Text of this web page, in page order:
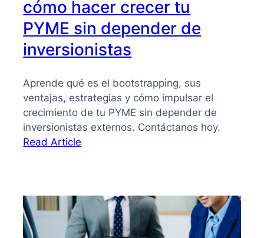
cómo hacer crecer tu
PYME sin depender de
inversionistas
Aprende qué es el bootstrapping, sus
ventajas, estrategias y cómo impulsar el
crecimiento de tu PYME sin depender de
inversionistas externos. Contáctanos hoy.
Read Article
y
cómo
hacer